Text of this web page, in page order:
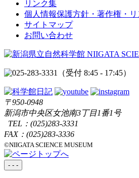
リンク集
個人情報保護方針・著作権・
サイトマップ
お問い合わせ
（受付 8:45 - 17:45）
〒950-0948
新潟市中央区女池南3丁目1番1号
TEL： (025)283-3331
FAX：(025)283-3336
©NIIGATA SCIENCE MUSEUM
- - -